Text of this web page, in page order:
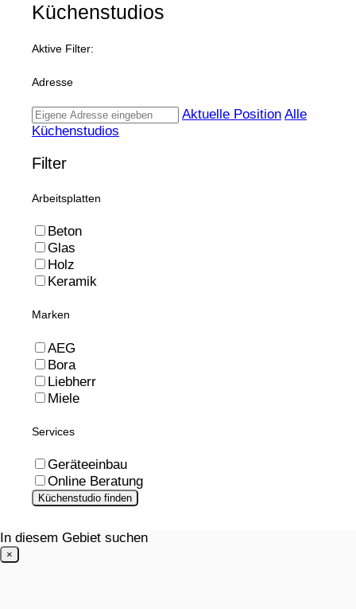
Küchenstudios
Aktive Filter:
Adresse
Aktuelle Position Alle
Küchenstudios
Filter
Arbeitsplatten
Beton
Glas
Holz
Keramik
Marken
AEG
Bora
Liebherr
Miele
Services
Geräteeinbau
Online Beratung
Küchenstudio finden
In diesem Gebiet suchen
×